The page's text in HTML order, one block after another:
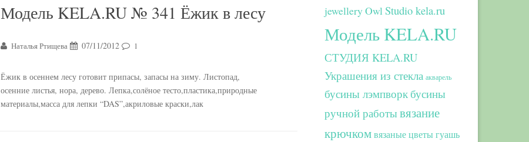
Модель KELA.RU № 341 Ёжик в лесу
Наталья Ртищева 07/11/2012 1
Ёжик в осеннем лесу готовит припасы, запасы на зиму. Листопад,
осенние листья, нора, дерево. Лепка,солёное тесто,пластика,природные
материалы,масса для лепки “DAS”,акриловые краски,лак
jewelleryOwlStudio kela.ru
Модель KELA.RU
СТУДИЯ KELA.RU
Украшения из стекла акварель
бусины лэмпворк бусины
ручной работывязание
крючком вязаные цветы гуашь